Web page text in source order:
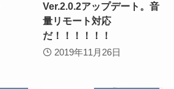
Ver.2.0.2アップデート。音
量リモート対応
だ！！！！！！
2019年11月26日